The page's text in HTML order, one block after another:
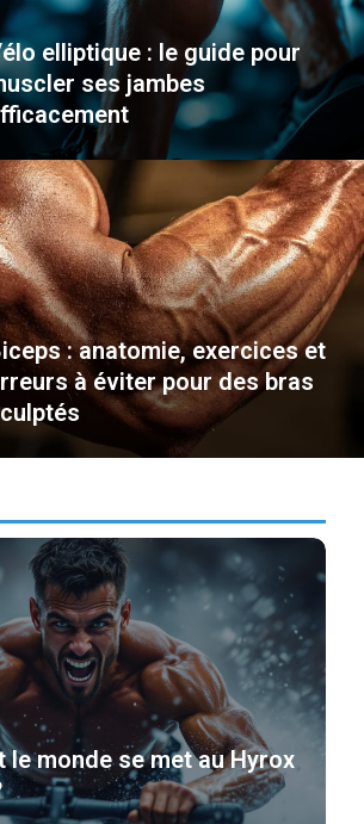
elliptique : le guide pour
ses jambes
: anatomie, exercices et
à éviter pour des bras
le monde se met au Hyrox